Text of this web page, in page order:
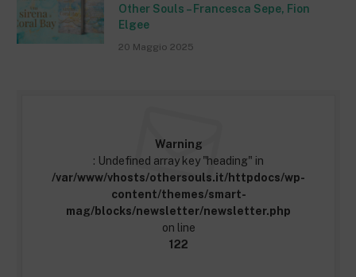
Other Souls – Francesca Sepe, Fion
Elgee
20 Maggio 2025
Warning
: Undefined array key "heading" in
/var/www/vhosts/othersouls.it/httpdocs/wp-
content/themes/smart-
mag/blocks/newsletter/newsletter.php
on line
122